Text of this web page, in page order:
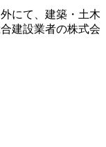
にて、建築・土木
建設業者の株式会